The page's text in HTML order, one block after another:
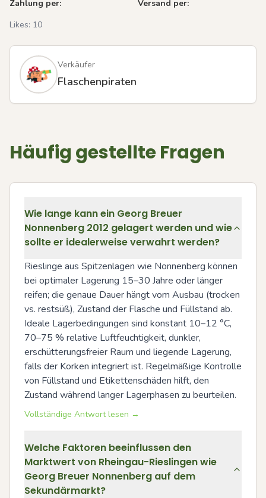
Zahlung per:
Versand per:
Likes: 10
Verkäufer
Flaschenpiraten
Häufig gestellte Fragen
Wie lange kann ein Georg Breuer
Nonnenberg 2012 gelagert werden und wie
sollte er idealerweise verwahrt werden?
Rieslinge aus Spitzenlagen wie Nonnenberg können
bei optimaler Lagerung 15–30 Jahre oder länger
reifen; die genaue Dauer hängt vom Ausbau (trocken
vs. restsüß), Zustand der Flasche und Füllstand ab.
Ideale Lagerbedingungen sind konstant 10–12 °C,
70–75 % relative Luftfeuchtigkeit, dunkler,
erschütterungsfreier Raum und liegende Lagerung,
falls der Korken integriert ist. Regelmäßige Kontrolle
von Füllstand und Etikettenschäden hilft, den
Zustand während langer Lagerphasen zu beurteilen.
Vollständige Antwort lesen →
Welche Faktoren beeinflussen den
Marktwert von Rheingau-Rieslingen wie
Georg Breuer Nonnenberg auf dem
Sekundärmarkt?